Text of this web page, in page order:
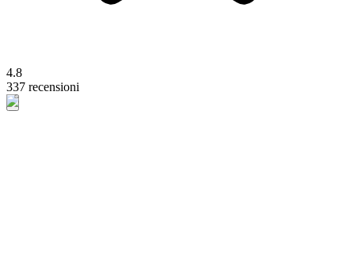
4.8
337 recensioni